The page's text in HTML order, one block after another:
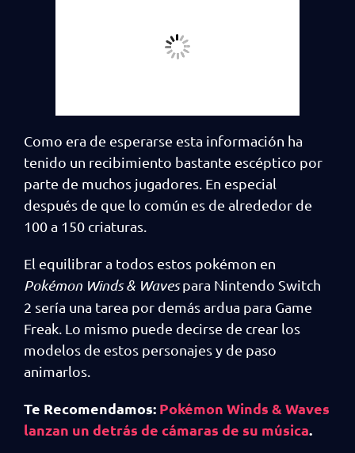
Como era de esperarse esta información ha
tenido un recibimiento bastante escéptico por
parte de muchos jugadores. En especial
después de que lo común es de alrededor de
100 a 150 criaturas.
El equilibrar a todos estos pokémon en
Pokémon Winds & Wavespara Nintendo Switch
2 sería una tarea por demás ardua para Game
Freak. Lo mismo puede decirse de crear los
modelos de estos personajes y de paso
animarlos.
Te Recomendamos: Pokémon Winds & Waves
lanzan un detrás de cámaras de su música.